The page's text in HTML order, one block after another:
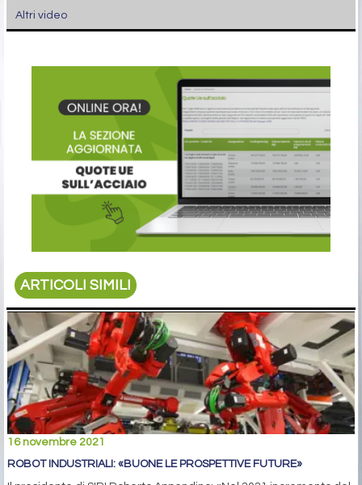
Altri video
ARTICOLI SIMILI
16 novembre 2021
ROBOT INDUSTRIALI: «BUONE LE PROSPETTIVE FUTURE»